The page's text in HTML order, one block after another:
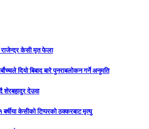
केसी मृत फेला
दियो बिबाद बारे पुनराबलोकन गर्ने अनुमति
देउवा
केसीको टिप्परको ठक्करबाट मृत्यु